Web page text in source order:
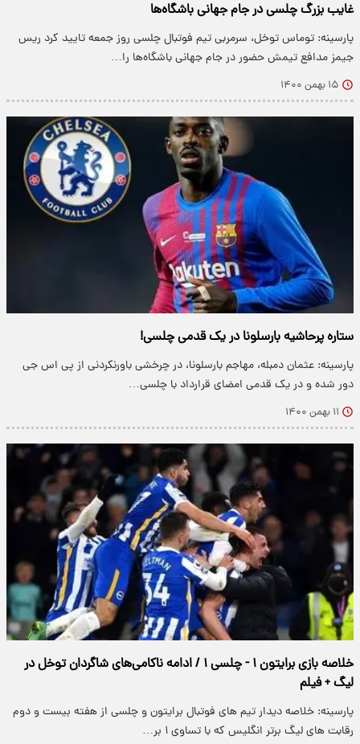
غایب بزرگ چلسی در جام جهانی باشگاه‌ها
پارسینه: توماس توخل، سرمربی تیم فوتبال چلسی روز جمعه تایید کرد ریس
جیمز مدافع تیمش حضور در جام جهانی باشگاه‌ها را…
۱۵ بهمن ۱۴۰۰
ستاره پرحاشیه بارسلونا در یک قدمی چلسی!
پارسینه: عثمان دمبله، مهاجم بارسلونا، در چرخشی باورنکردنی از پی اس جی
دور شده و در یک قدمی امضای قرارداد با چلسی…
۱۱ بهمن ۱۴۰۰
خلاصه بازی برایتون ۱ - چلسی ۱ / ادامه ناکامی‌های شاگردان توخل در
لیگ + فیلم
پارسینه: خلاصه دیدار تیم های فوتبال برایتون و چلسی از هفته بیست و دوم
رقابت های لیگ برتر انگلیس که با تساوی ۱ بر…